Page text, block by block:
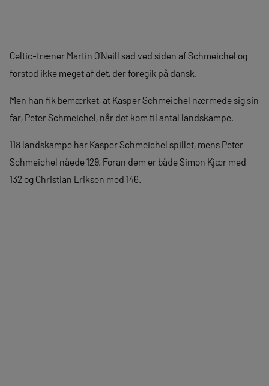
Celtic-træner Martin O’Neill sad ved siden af Schmeichel og
forstod ikke meget af det, der foregik på dansk.
Men han fik bemærket, at Kasper Schmeichel nærmede sig sin
far, Peter Schmeichel, når det kom til antal landskampe.
118 landskampe har Kasper Schmeichel spillet, mens Peter
Schmeichel nåede 129. Foran dem er både Simon Kjær med
132 og Christian Eriksen med 146.